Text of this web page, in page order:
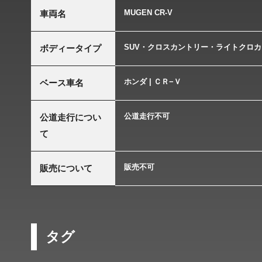
車両名 MUGEN CR-V
ボディータイプ SUV・クロスカントリー・ライトクロ
ベース車名 ホンダ | ＣＲ−Ｖ
公道走行につい
て
公道走行不可
販売について 販売不可
タグ